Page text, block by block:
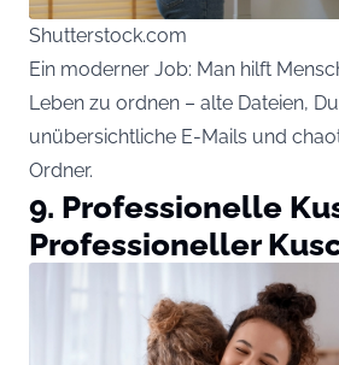
Shutterstock.com
Ein moderner Job: Man hilft
Leben zu ordnen – alte Dateien,
unübersichtliche E-Mails und
Ordner.
9. Professionelle
Professioneller